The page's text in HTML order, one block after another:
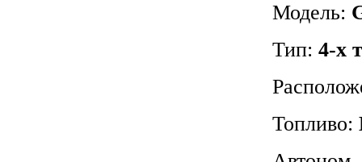
Модель:
Тип: 4-х
Топливо: